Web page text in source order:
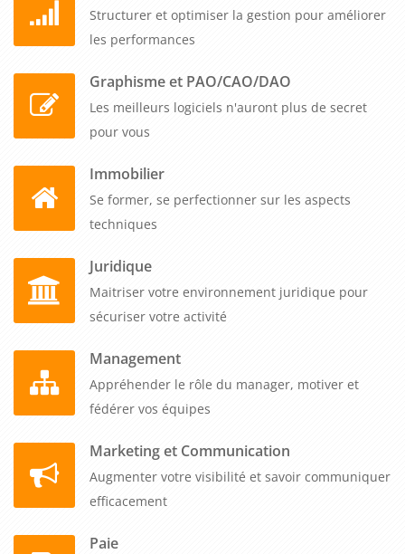
Structurer et optimiser la gestion pour améliorer
les performances
Graphisme et PAO/CAO/DAO
Les meilleurs logiciels n'auront plus de secret
pour vous
Immobilier
Se former, se perfectionner sur les aspects
techniques
Juridique
Maitriser votre environnement juridique pour
sécuriser votre activité
Management
Appréhender le rôle du manager, motiver et
fédérer vos équipes
Marketing et Communication
Augmenter votre visibilité et savoir communiquer
efficacement
Paie